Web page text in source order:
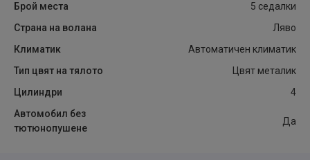
Брой места
5 седалки
Страна на волана
Ляво
Климатик
Автоматичен климатик
Тип цвят на тялото
Цвят металик
Цилиндри
4
Автомобил без
тютюнопушене
Да